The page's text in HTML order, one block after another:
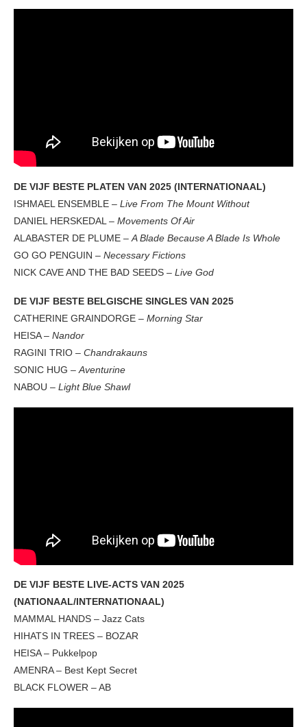
DE VIJF BESTE PLATEN VAN 2025 (INTERNATIONAAL)
ISHMAEL ENSEMBLE – Live From The Mount Without
DANIEL HERSKEDAL – Movements Of Air
ALABASTER DE PLUME – A Blade Because A Blade Is Whole
GO GO PENGUIN – Necessary Fictions
NICK CAVE AND THE BAD SEEDS – Live God
DE VIJF BESTE BELGISCHE SINGLES VAN 2025
CATHERINE GRAINDORGE – Morning Star
HEISA – Nandor
RAGINI TRIO – Chandrakauns
SONIC HUG – Aventurine
NABOU – Light Blue Shawl
DE VIJF BESTE LIVE-ACTS VAN 2025
(NATIONAAL/INTERNATIONAAL)
MAMMAL HANDS – Jazz Cats
HIHATS IN TREES – BOZAR
HEISA – Pukkelpop
AMENRA – Best Kept Secret
BLACK FLOWER – AB